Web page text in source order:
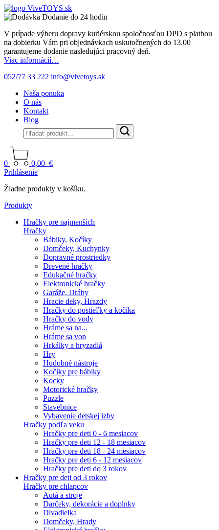
Dodanie do 24 hodín
V prípade výberu dopravy kuriérskou spoločnosťou DPD s platbou
na dobierku Vám pri objednávkach uskutočnených do 13.00
garantujeme dodanie nasledujúci pracovný deň.
Viac informácií…
052/77 33 222 info@vivetoys.sk
Naša ponuka
O nás
Kontakt
Blog
0 0,00 €
Prihlásenie
Žiadne produkty v košíku.
Produkty
Hračky pre najmenších
Hračky
Bábiky, Kočíky
Domčeky, Kuchynky
Dopravné prostriedky
Drevené hračky
Edukačné hračky
Elektronické hračky
Garáže, Dráhy
Hracie deky, Hrazdy
Hračky do postieľky a kočíka
Hračky do vody
Hráme sa na...
Hráme sa von
Hrkálky a hryzadlá
Hry
Hudobné nástroje
Kočíky pre bábiky
Kocky
Motorické hračky
Puzzle
Stavebnice
Vybavenie detskej izby
Hračky podľa veku
Hračky pre deti 0 - 6 mesiacov
Hračky pre deti 12 - 18 mesiacov
Hračky pre deti 18 - 24 mesiacov
Hračky pre deti 6 - 12 mesiacov
Hračky pre deti do 3 rokov
Hračky pre deti od 3 rokov
Hračky pre chlapcov
Autá a stroje
Darčeky, dekorácie a doplnky
Divadielka
Domčeky, Hrady